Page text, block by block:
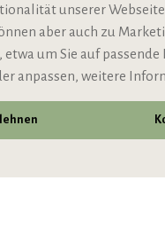
unserer
aber auch zu
um Sie auf
anpassen, weitere